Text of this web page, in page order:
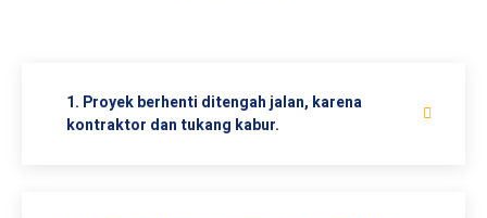
1. Proyek berhenti ditengah jalan, karena
kontraktor dan tukang kabur.